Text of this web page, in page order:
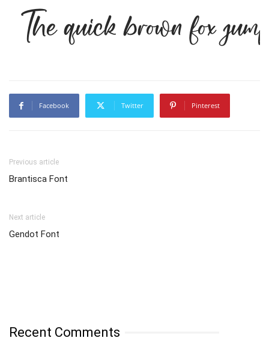
The quick brown fox
Facebook Twitter Pinterest
Previous article
Brantisca Font
Next article
Gendot Font
Recent Comments